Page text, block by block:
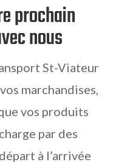
prochain
nous
St-Viateur
marchandises,
vos produits
par des
à l’arrivée